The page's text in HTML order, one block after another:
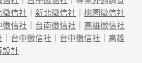
徵信社 ｜ 新北徵信社 ｜ 桃園徵信社
徵信社 ｜ 台南徵信社 ｜ 高雄徵信社
｜ 台中徵信社 ｜ 台中徵信社 ｜ 高雄
設計